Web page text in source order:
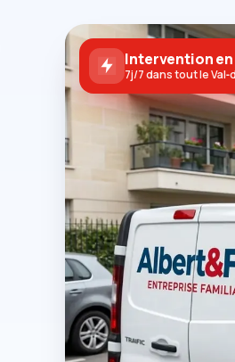
Intervention en
7j/7 dans tout le